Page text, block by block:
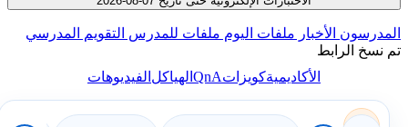
المدرسون الأخبار ملفات اليوم ملفات للمدرس التقويم المدرسي
تم نسخ الرابط
الأكاديميةكويزاتQnAالهياكلالفيديوهات